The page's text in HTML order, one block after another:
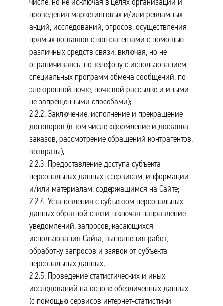
проведения маркетинговых и/или рекламных
акций, исследований, опросов, осуществления
прямых контактов с контрагентами с помощью
различных средств связи, включая, но не
ограничиваясь: по телефону с использованием
специальных программ обмена сообщений, по
электронной почте, почтовой рассылке и иными
не запрещенными способами);
2.2.2. Заключение, исполнение и прекращение
договоров (в том числе оформление и доставка
заказов, рассмотрение обращений контрагентов,
возвраты);
2.2.3. Предоставление доступа субъекта
персональных данных к сервисам, информации
и/или материалам, содержащимся на Сайте;
2.2.4. Установления с субъектом персональных
данных обратной связи, включая направление
уведомлений, запросов, касающихся
использования Сайта, выполнения работ,
обработку запросов и заявок от субъекта
персональных данных;
2.2.5. Проведение статистических и иных
исследований на основе обезличенных данных
(с помощью сервисов интернет-статистики